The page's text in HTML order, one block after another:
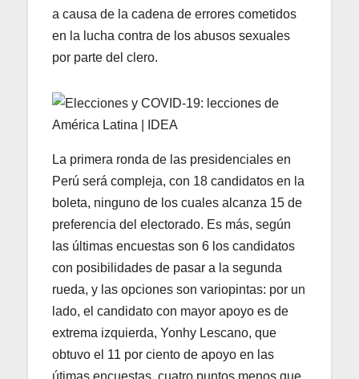
a causa de la cadena de errores cometidos
en la lucha contra de los abusos sexuales
por parte del clero.
La primera ronda de las presidenciales en
Perú será compleja, con 18 candidatos en la
boleta, ninguno de los cuales alcanza 15 de
preferencia del electorado. Es más, según
las últimas encuestas son 6 los candidatos
con posibilidades de pasar a la segunda
rueda, y las opciones son variopintas: por un
lado, el candidato con mayor apoyo es de
extrema izquierda, Yonhy Lescano, que
obtuvo el 11 por ciento de apoyo en las
útimas encuestas, cuatro puntos menos que